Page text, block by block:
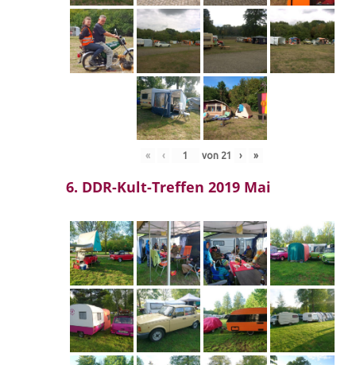
« ‹ von 21 › »
6. DDR-Kult-Treffen 2019 Mai